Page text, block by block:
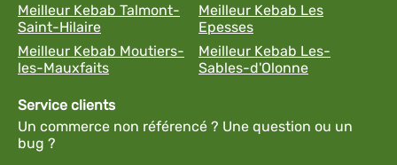
Meilleur Kebab Talmont-
Saint-Hilaire
Meilleur Kebab Les
Epesses
Meilleur Kebab Moutiers-
les-Mauxfaits
Meilleur Kebab Les-
Sables-d'Olonne
Service clients
Un commerce non référencé ? Une question ou un
bug ?